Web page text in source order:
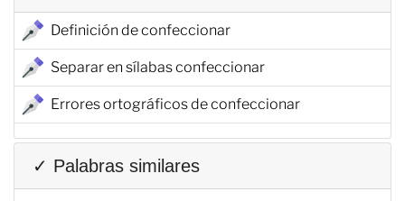
Definición de confeccionar
Separar en sílabas confeccionar
Errores ortográficos de confeccionar
✓ Palabras similares